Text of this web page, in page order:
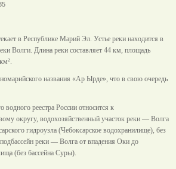
в Республике Марий Эл. Устье реки находится в
Волги. Длина реки составляет 44 км, площадь
названия «Ар Ырде», что в свою очередь
водного реестра России относится к
округу, водохозяйственный участок реки — Волга
гидроузла (Чебоксарское водохранилище), без
реки — Волга от впадения Оки до
(без бассейна Суры).